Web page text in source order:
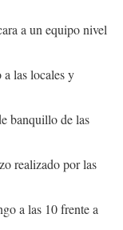
a un equipo nivel
las locales y
banquillo de las
realizado por las
a las 10 frente a